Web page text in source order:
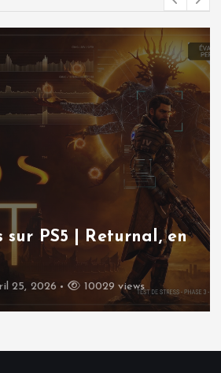
sur PS5 | Returnal, en
25, 2026 10029 views